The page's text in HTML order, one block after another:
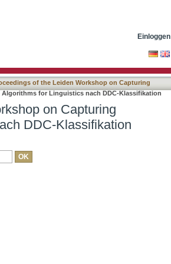
Einloggen
of the Leiden Workshop on Capturing
for Linguistics nach DDC-Klassifikation
on Capturing
DDC-Klassifikation